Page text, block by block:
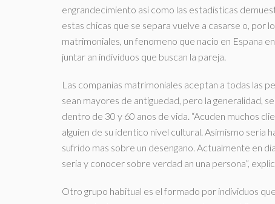
engrandecimiento asi­ como las estadisticas
estas chicas que se separa vuelve a casarse o, por
matrimoniales, un fenomeno que nacio en Espana
juntar an individuos que buscan la pareja.
Las companias matrimoniales aceptan a todas las
sean mayores de antiguedad, pero la generalidad,
dentro de 30 y 60 anos de vida. “Acuden muchos
alguien de su identico nivel cultural. Asimismo
sufrido mas sobre un desengano. Actualmente en
seria y conocer sobre verdad an una persona”,
Otro grupo habitual es el formado por individuos